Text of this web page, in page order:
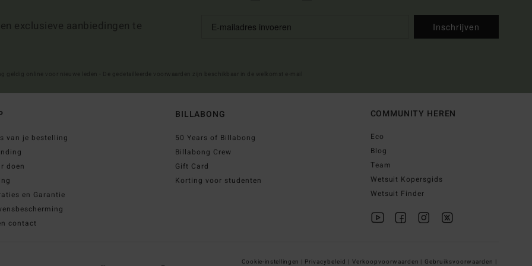
exclusieve aanbiedingen te Inschrijven
van je bestelling
doen
en Garantie
contact
BILLABONG
50 Years of Billabong
Billabong Crew
Gift Card
Korting voor studenten
COMMUNITY HEREN
Eco
Blog
Team
Wetsuit Kopersgids
Wetsuit Finder
Cookie-instellingen | Privacybeleid | Verkoopvoorwaarden | Gebruiksvoorwaarden |